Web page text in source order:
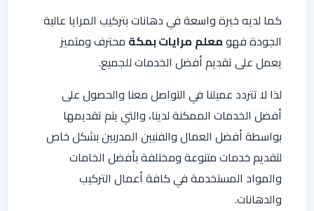
كما لديه خبرة واسعة في دهانات بتركيب المرايا عالية
الجودة فهومعلم مرايات بمكة محترف ومتميز
يعمل على تقديم أفضل الخدمات للجميع.
لذا لا تتردد عميلنا في التواصل معنا والحصول على
أفضل الخدمات الممكنة لدينا، والتي يتم تقديمها
بواسطة أفضل العمال والفنيين المدربين بشكل خاص
لتقديم خدمات متنوعة ومختلفة بأفضل الخامات
والمواد المستخدمة في كافة أعمال التركيب
والدهانات.